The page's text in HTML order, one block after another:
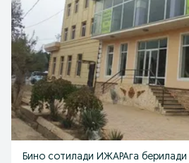
Бино сотилади ИЖАРАга берилади